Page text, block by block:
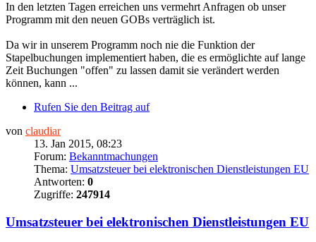
In den letzten Tagen erreichen uns vermehrt Anfragen ob unser
Programm mit den neuen GOBs verträglich ist.
Da wir in unserem Programm noch nie die Funktion der
Stapelbuchungen implementiert haben, die es ermöglichte auf lange
Zeit Buchungen "offen" zu lassen damit sie verändert werden
können, kann ...
Rufen Sie den Beitrag auf
von claudiar
13. Jan 2015, 08:23
Forum: Bekanntmachungen
Thema: Umsatzsteuer bei elektronischen Dienstleistungen EU
Antworten: 0
Zugriffe: 247914
Umsatzsteuer bei elektronischen Dienstleistungen EU